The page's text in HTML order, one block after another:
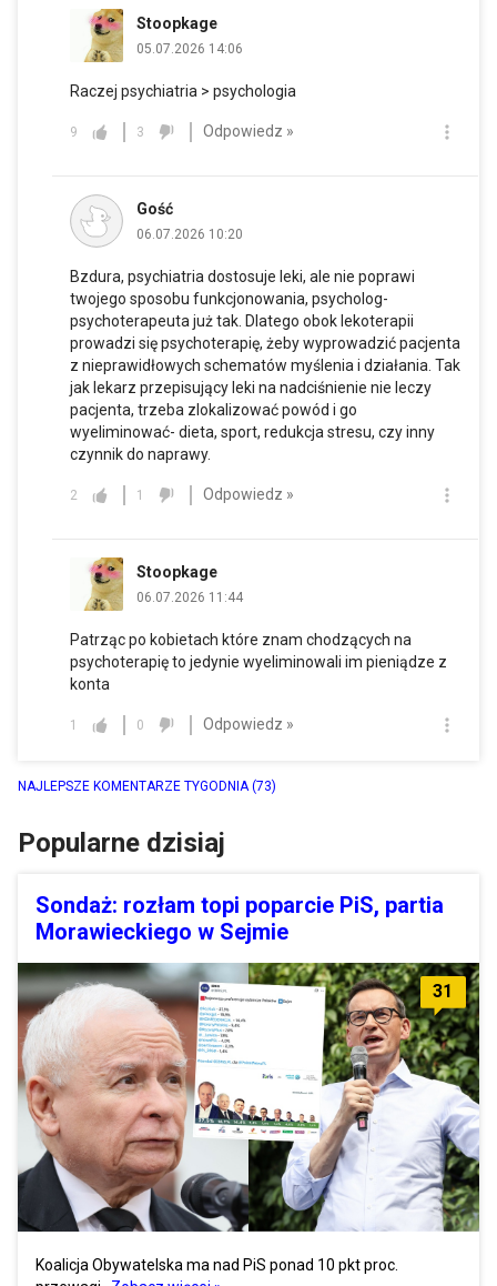
Stoopkage
05.07.2026 14:06
Raczej psychiatria > psychologia
9 3 Odpowiedz »
Gość
06.07.2026 10:20
Bzdura, psychiatria dostosuje leki, ale nie poprawi
twojego sposobu funkcjonowania, psycholog-
psychoterapeuta już tak. Dlatego obok lekoterapii
prowadzi się psychoterapię, żeby wyprowadzić pacjenta
z nieprawidłowych schematów myślenia i działania. Tak
jak lekarz przepisujący leki na nadciśnienie nie leczy
pacjenta, trzeba zlokalizować powód i go
wyeliminować- dieta, sport, redukcja stresu, czy inny
czynnik do naprawy.
2 1 Odpowiedz »
Stoopkage
06.07.2026 11:44
Patrząc po kobietach które znam chodzących na
psychoterapię to jedynie wyeliminowali im pieniądze z
konta
1 0 Odpowiedz »
NAJLEPSZE KOMENTARZE TYGODNIA (73)
Popularne dzisiaj
Sondaż: rozłam topi poparcie PiS, partia
Morawieckiego w Sejmie
31
Koalicja Obywatelska ma nad PiS ponad 10 pkt proc.